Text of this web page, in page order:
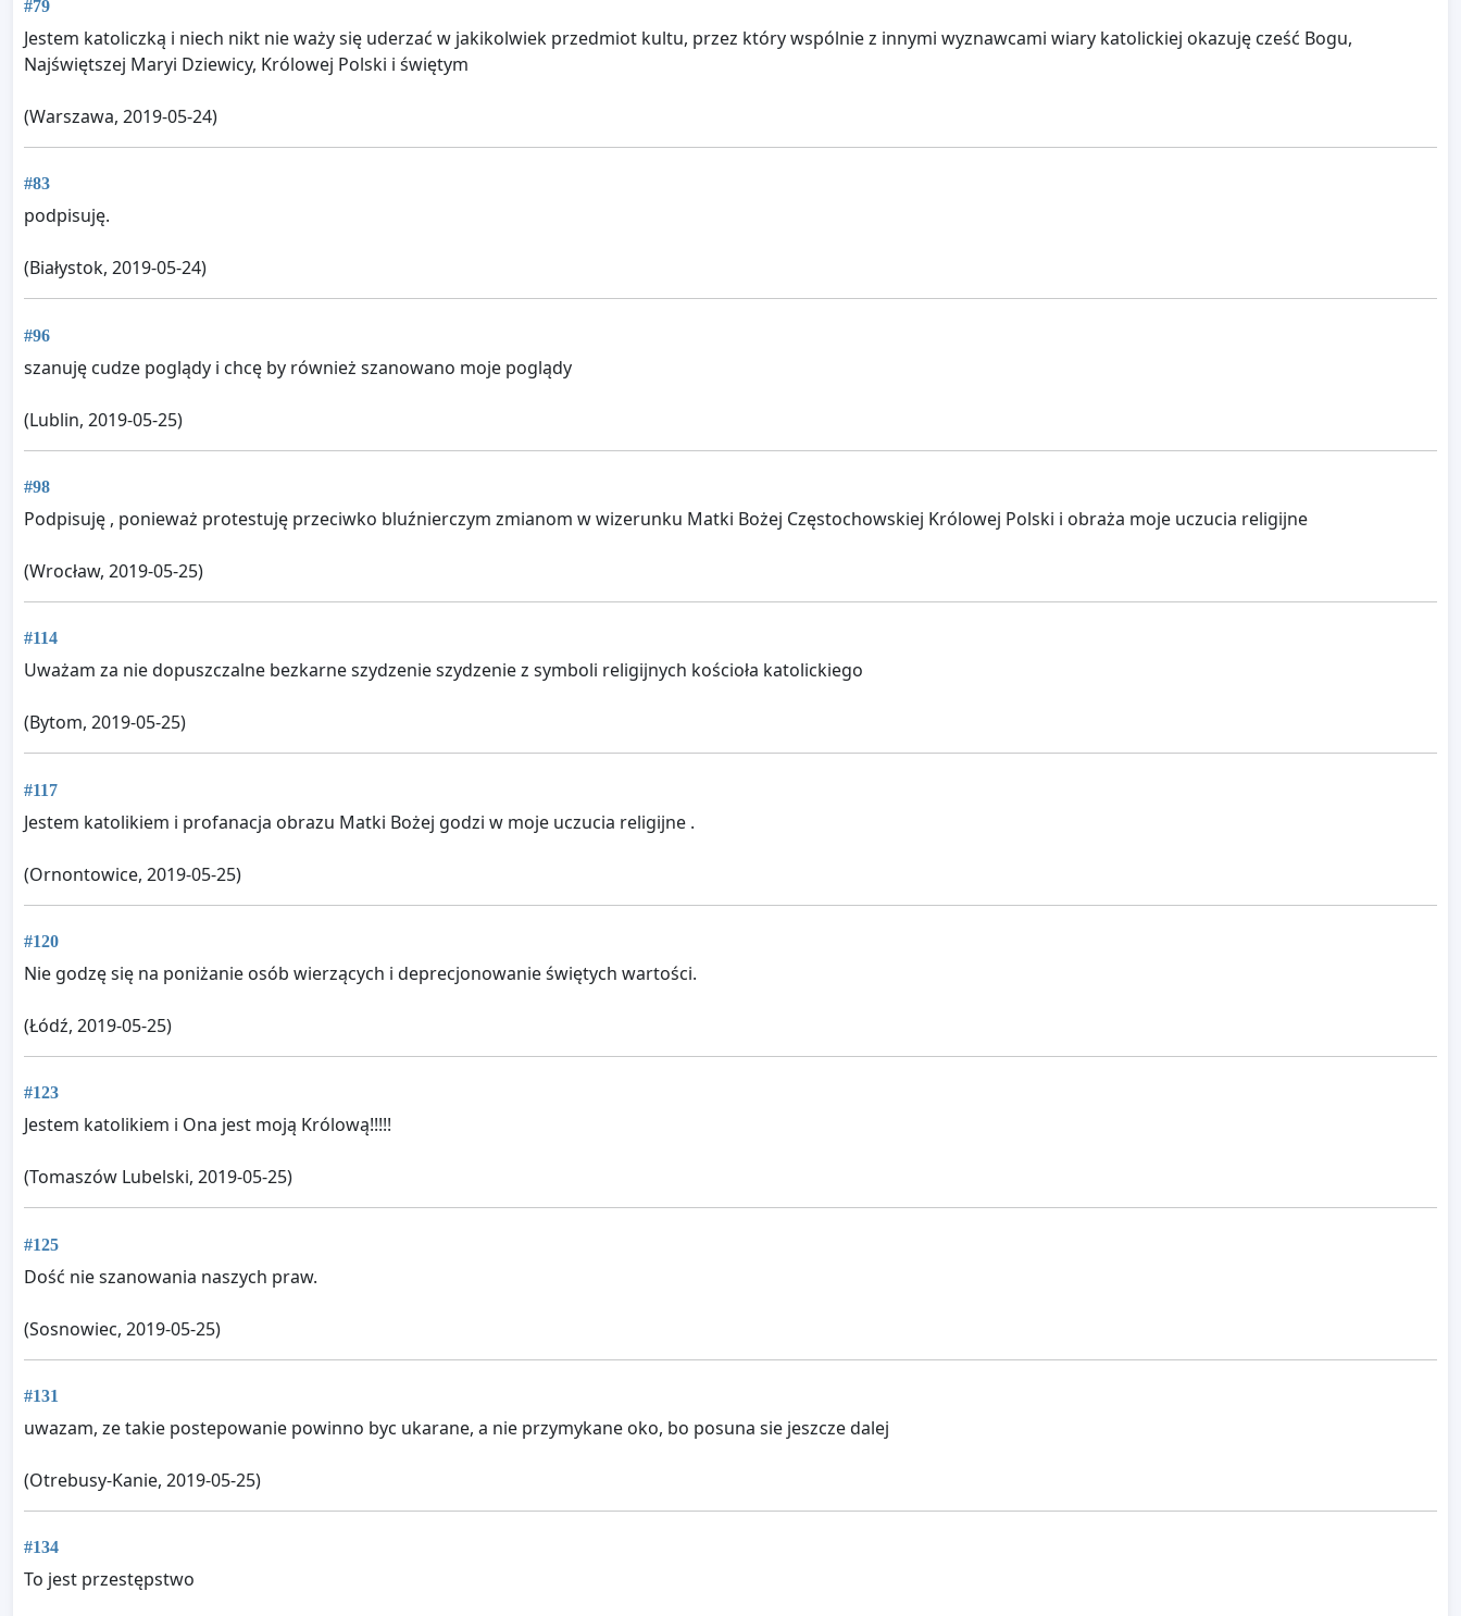
#79
Jestem katoliczką i niech nikt nie waży się uderzać w jakikolwiek przedmiot kultu, przez który wspólnie z innymi wyznawcami wiary katolickiej okazuję cześć Bogu,
Najświętszej Maryi Dziewicy, Królowej Polski i świętym
(Warszawa, 2019-05-24)
#83
podpisuję.
(Białystok, 2019-05-24)
#96
szanuję cudze poglądy i chcę by również szanowano moje poglądy
(Lublin, 2019-05-25)
#98
Podpisuję , ponieważ protestuję przeciwko bluźnierczym zmianom w wizerunku Matki Bożej Częstochowskiej Królowej Polski i obraża moje uczucia religijne
(Wrocław, 2019-05-25)
#114
Uważam za nie dopuszczalne bezkarne szydzenie szydzenie z symboli religijnych kościoła katolickiego
(Bytom, 2019-05-25)
#117
Jestem katolikiem i profanacja obrazu Matki Bożej godzi w moje uczucia religijne .
(Ornontowice, 2019-05-25)
#120
Nie godzę się na poniżanie osób wierzących i deprecjonowanie świętych wartości.
(Łódź, 2019-05-25)
#123
Jestem katolikiem i Ona jest moją Królową!!!!!
(Tomaszów Lubelski, 2019-05-25)
#125
Dość nie szanowania naszych praw.
(Sosnowiec, 2019-05-25)
#131
uwazam, ze takie postepowanie powinno byc ukarane, a nie przymykane oko, bo posuna sie jeszcze dalej
(Otrebusy-Kanie, 2019-05-25)
#134
To jest przestępstwo